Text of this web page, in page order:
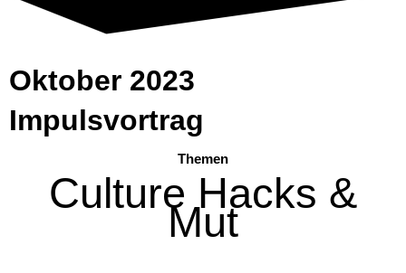
Oktober 2023
Impulsvortrag
Themen
Culture Hacks &
Mut